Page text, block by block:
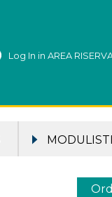
Log In in AREA